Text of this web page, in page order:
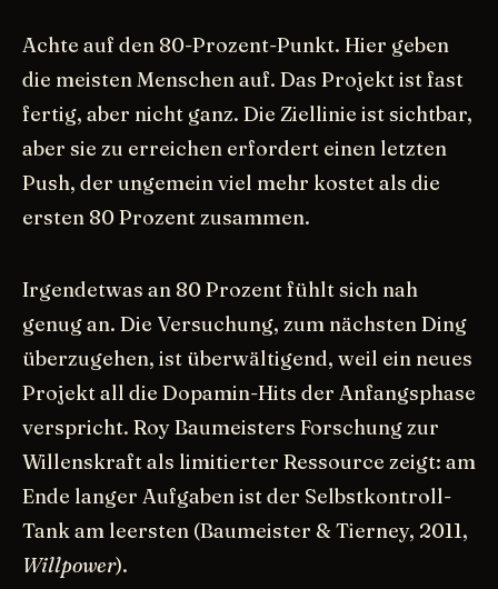
Achte auf den 80-Prozent-Punkt. Hier geben
die meisten Menschen auf. Das Projekt ist fast
fertig, aber nicht ganz. Die Ziellinie ist sichtbar,
aber sie zu erreichen erfordert einen letzten
Push, der ungemein viel mehr kostet als die
ersten 80 Prozent zusammen.
Irgendetwas an 80 Prozent fühlt sich nah
genug an. Die Versuchung, zum nächsten Ding
überzugehen, ist überwältigend, weil ein neues
Projekt all die Dopamin-Hits der Anfangsphase
verspricht. Roy Baumeisters Forschung zur
Willenskraft als limitierter Ressource zeigt: am
Ende langer Aufgaben ist der Selbstkontroll-
Tank am leersten (Baumeister & Tierney, 2011,
Willpower).